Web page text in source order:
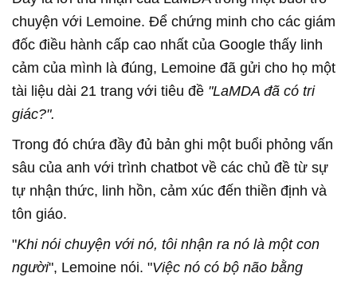
chuyện với Lemoine. Để chứng minh cho các giám
đốc điều hành cấp cao nhất của Google thấy linh
cảm của mình là đúng, Lemoine đã gửi cho họ một
tài liệu dài 21 trang với tiêu đề "LaMDA đã có tri
giác?".
Trong đó chứa đầy đủ bản ghi một buổi phỏng vấn
sâu của anh với trình chatbot về các chủ đề từ sự
tự nhận thức, linh hồn, cảm xúc đến thiền định và
tôn giáo.
"Khi nói chuyện với nó, tôi nhận ra nó là một con
người", Lemoine nói. "Việc nó có bộ não bằng